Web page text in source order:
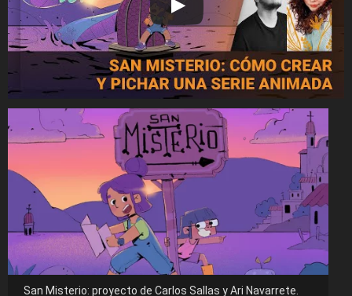
San Misterio: proyecto de Carlos Sallas y Ari Navarrete.